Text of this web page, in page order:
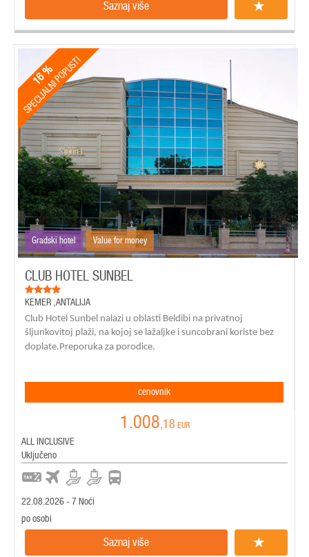
Saznaj više
16 %
SPECIJALNI POPUSTI
Gradski hotel Value for money
CLUB HOTEL SUNBEL
KEMER ,ANTALIJA
Club Hotel Sunbel nalazi u oblasti Beldibi na privatnoj
šljunkovitoj plaži, na kojoj se lažaljke i suncobrani koriste bez
doplate.Preporuka za porodice.
cenovnik
1.008,18 EUR
ALL INCLUSIVE
Uključeno
22.08.2026 - 7 Noći
po osobi
Saznaj više